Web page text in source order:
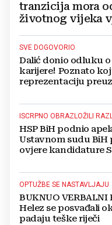
tranzicija mora
životnog vijeka
SVE DOGOVORIO
Dalić donio odluku
karijere! Poznato
reprezentaciju
ISCRPNO OBRAZLOŽILI
HSP BiH podnio
Ustavnom sudu BiH
ovjere kandidature
OPTUŽBE SE NASTAVLJAJU
BUKNUO VERBALNI
Helez se posvađali
padaju teške riječi